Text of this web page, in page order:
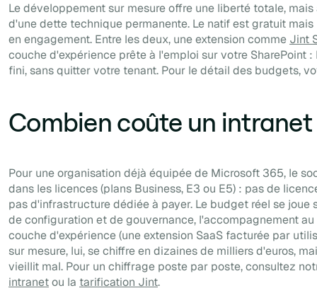
Le développement sur mesure offre une liberté totale,
d'une dette technique permanente. Le natif est gratuit
en engagement. Entre les deux, une extension comme Jint
couche d'expérience prête à l'emploi sur votre SharePoint
fini, sans quitter votre tenant. Pour le détail des budgets,
Combien coûte un intranet
Pour une organisation déjà équipée de Microsoft 365, le
dans les licences (plans Business, E3 ou E5) : pas de
pas d'infrastructure dédiée à payer. Le budget réel se joue
de configuration et de gouvernance, l'accompagnement
couche d'expérience (une extension SaaS facturée par
sur mesure, lui, se chiffre en dizaines de milliers d'euros,
vieillit mal. Pour un chiffrage poste par poste, consultez
intranetou la tarification Jint.